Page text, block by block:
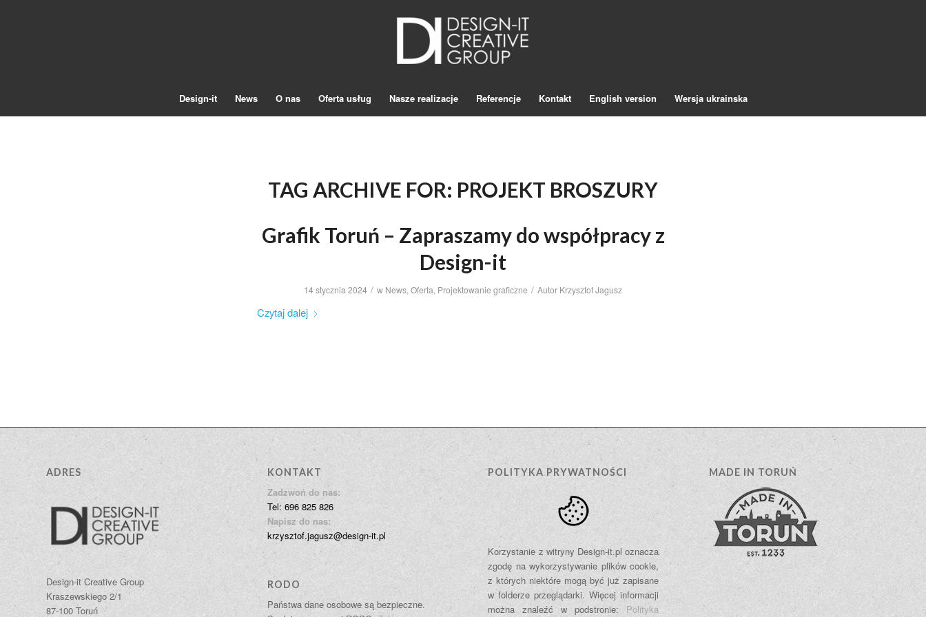
Design-it News O nas Oferta usług Nasze realizacje Referencje Kontakt English version Wersja ukrainska
TAG ARCHIVE FOR: PROJEKT BROSZURY
Grafik Toruń – Zapraszamy do współpracy z
Design-it
14 stycznia 2024 / w News, Oferta, Projektowanie graficzne / Autor Krzysztof Jagusz
Czytaj dalej
ADRES
Design-it Creative Group
Kraszewskiego 2/1
87-100 Toruń
KONTAKT
Zadzwoń do nas:
Tel: 696 825 826
Napisz do nas:
krzysztof.jagusz@design-it.pl
RODO
Państwa dane osobowe są bezpieczne.
POLITYKA PRYWATNOŚCI
Korzystanie z witryny Design-it.pl oznacza
zgodę na wykorzystywanie plików cookie,
z których niektóre mogą być już zapisane
w folderze przeglądarki. Więcej informacji
można znaleźć w podstronie: Polityka
MADE IN TORUŃ